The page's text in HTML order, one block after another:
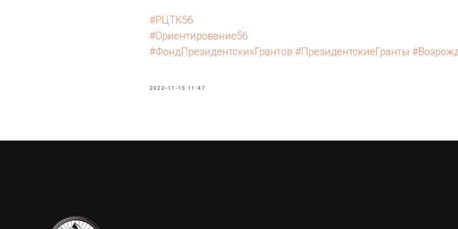
#РЦТК56
#Ориентирование56
#ФондПрезидентскихГрантов #ПрезидентскиеГранты
2022-11-15 11:47